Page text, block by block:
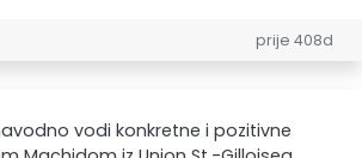
prije 408d
vodi konkretne i pozitivne